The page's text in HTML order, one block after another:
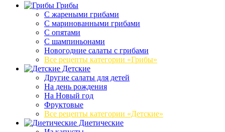
Грибы
C жареными грибами
C маринованными грибами
C опятами
C шампиньонами
Новогодние салаты с грибами
Все рецепты категории «Грибы»
Детские
Другие салаты для детей
На день рождения
На Новый год
Фруктовые
Все рецепты категории «Детские»
Диетические